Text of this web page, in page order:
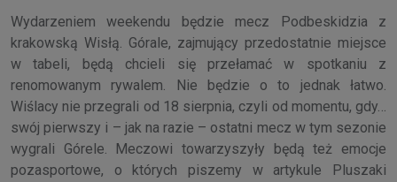
Wydarzeniem weekendu będzie mecz Podbeskidzia z
krakowską Wisłą. Górale, zajmujący przedostatnie miejsce
w tabeli, będą chcieli się przełamać w spotkaniu z
renomowanym rywalem. Nie będzie o to jednak łatwo.
Wiślacy nie przegrali od 18 sierpnia, czyli od momentu, gdy…
swój pierwszy i – jak na razie – ostatni mecz w tym sezonie
wygrali Górele. Meczowi towarzyszyły będą też emocje
pozasportowe, o których piszemy w artykule Pluszaki